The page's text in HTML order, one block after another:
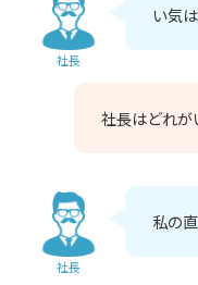
社長
い気
社長はどれが
社長
私の